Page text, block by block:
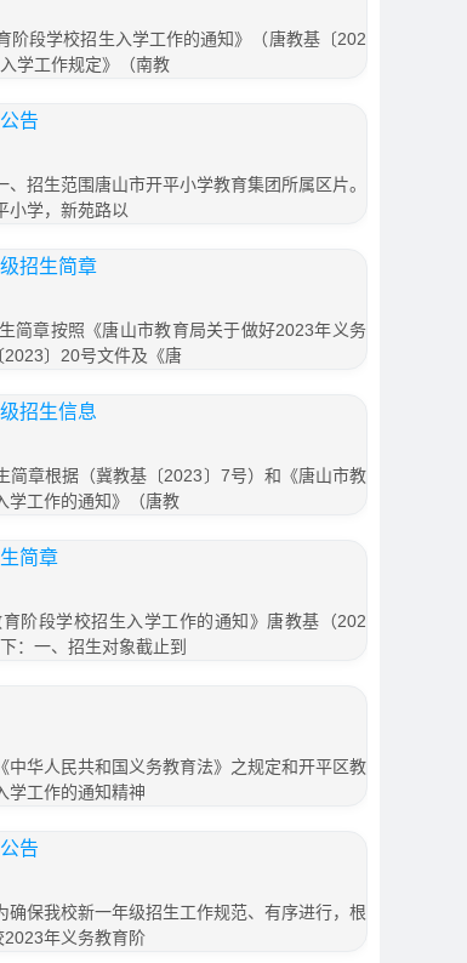
阶段学校招生入学工作的通知》（唐教基〔202
学工作规定》（南教
告
招生范围唐山市开平小学教育集团所属区片。
小学，新苑路以
招生简章
简章按照《唐山市教育局关于做好2023年义务
〕20号文件及《唐
招生信息
简章根据（冀教基〔2023〕7号）和《唐山市教
学工作的通知》（唐教
简章
阶段学校招生入学工作的通知》唐教基（202
：一、招生对象截止到
华人民共和国义务教育法》之规定和开平区教
学工作的通知精神
告
保我校新一年级招生工作规范、有序进行，根
年义务教育阶